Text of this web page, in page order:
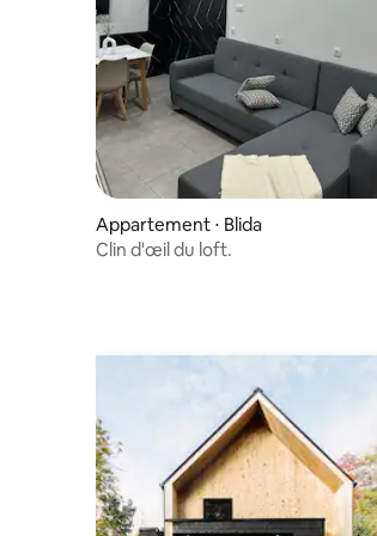
Appartement ⋅ Blida
Clin d'œil du loft.